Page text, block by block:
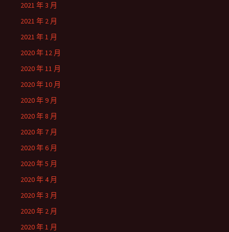
2021 年 3 月
2021 年 2 月
2021 年 1 月
2020 年 12 月
2020 年 11 月
2020 年 10 月
2020 年 9 月
2020 年 8 月
2020 年 7 月
2020 年 6 月
2020 年 5 月
2020 年 4 月
2020 年 3 月
2020 年 2 月
2020 年 1 月